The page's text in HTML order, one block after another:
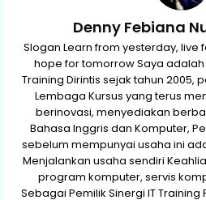
Denny Febiana
Slogan Learn from yesterday, live
hope for tomorrow Saya adalah
Training Dirintis sejak tahun 2005,
Lembaga Kursus yang terus
berinovasi, menyediakan
Bahasa Inggris dan Komputer,
sebelum mempunyai usaha ini
Menjalankan usaha sendiri
program komputer, servis
Sebagai Pemilik Sinergi IT